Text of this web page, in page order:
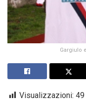
Gargiulo
Visualizzazioni: 49